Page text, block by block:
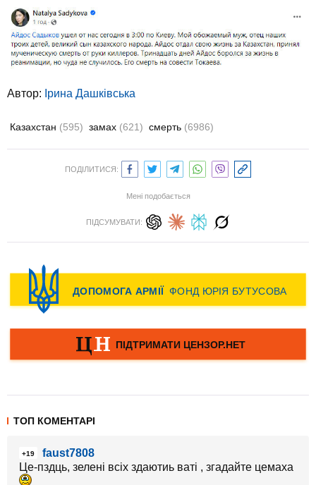
Автор: Ірина Дашківська
Казахстан (595) замах (621) смерть (6986)
ПОДІЛИТИСЯ:
Мені подобається
ПІДСУМУВАТИ:
ТОП КОМЕНТАРІ
+19
faust7808
Це-пздць, зелені всіх здаютиь ваті , згадайте цемаха